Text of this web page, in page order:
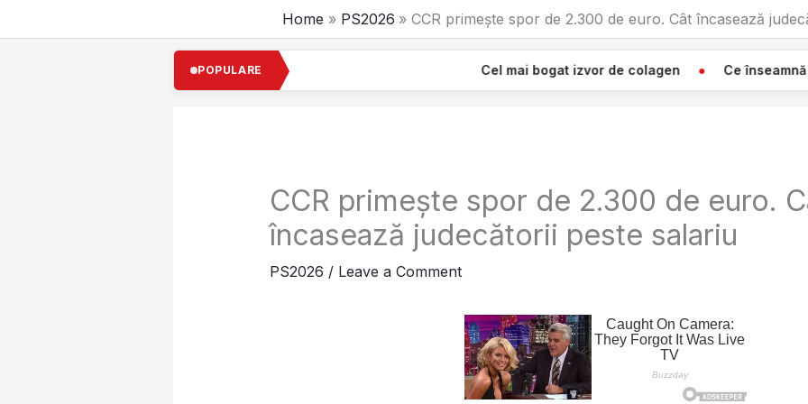
to
Home PS2026 CCR primește spor de 2.300 de euro. Cât încasează
POPULARE Cel mai bogat izvor de colagen Ce înseamnă Când Vezi O
CCR primește spor de 2.300 de euro.
încasează judecătorii peste salariu
PS2026 / Leave a Comment